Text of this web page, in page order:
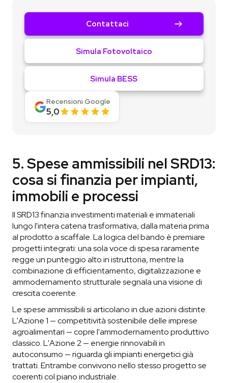
Contattaci
Simula Fotovoltaico
Simula BESS
Recensioni Google
5,0
5. Spese ammissibili nel SRD13:
cosa si finanzia per impianti,
immobili e processi
Il SRD13 finanzia investimenti materiali e immateriali
lungo l'intera catena trasformativa, dalla materia prima
al prodotto a scaffale. La logica del bando è premiare
progetti integrati: una sola voce di spesa raramente
regge un punteggio alto in istruttoria, mentre la
combinazione di efficientamento, digitalizzazione e
ammodernamento strutturale segnala una visione di
crescita coerente.
Le spese ammissibili si articolano in due azioni distinte.
L'Azione 1 — competitività sostenibile delle imprese
agroalimentari — copre l'ammodernamento produttivo
classico. L'Azione 2 — energie rinnovabili in
autoconsumo — riguarda gli impianti energetici già
trattati. Entrambe convivono nello stesso progetto se
coerenti col piano industriale.